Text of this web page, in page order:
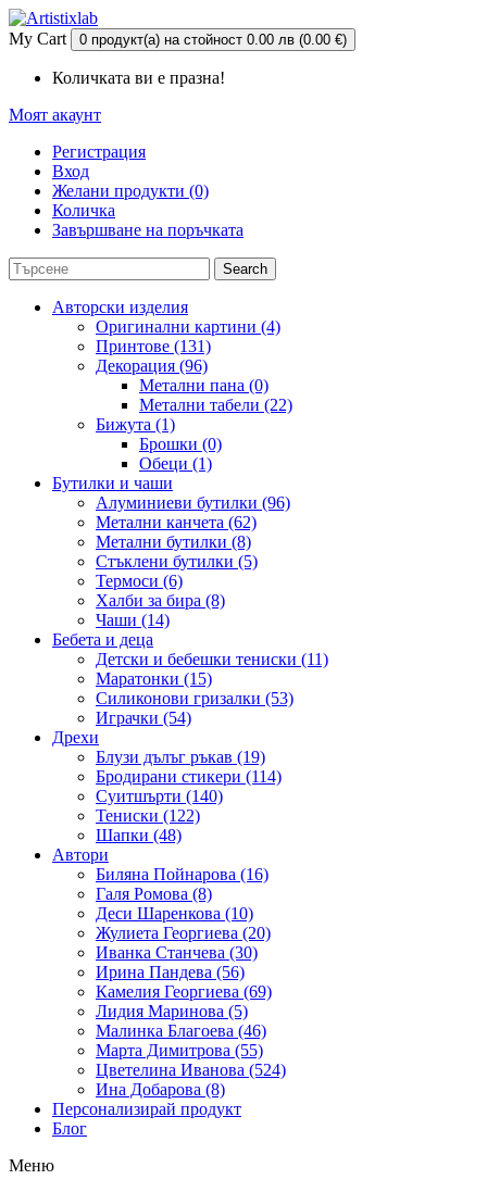
My Cart 0 продукт(а) на стойност 0.00 лв (0.00 €)
Количката ви е празна!
Моят акаунт
Регистрация
Вход
Желани продукти (0)
Количка
Завършване на поръчката
Search
Авторски изделия
Оригинални картини (4)
Принтове (131)
Декорация (96)
Метални пана (0)
Метални табели (22)
Бижута (1)
Брошки (0)
Обеци (1)
Бутилки и чаши
Алуминиеви бутилки (96)
Метални канчета (62)
Метални бутилки (8)
Стъклени бутилки (5)
Термоси (6)
Халби за бира (8)
Чаши (14)
Бебета и деца
Детски и бебешки тениски (11)
Маратонки (15)
Силиконови гризалки (53)
Играчки (54)
Дрехи
Блузи дълъг ръкав (19)
Бродирани стикери (114)
Суитшърти (140)
Тениски (122)
Шапки (48)
Автори
Биляна Пойнарова (16)
Галя Ромова (8)
Деси Шаренкова (10)
Жулиета Георгиева (20)
Иванка Станчева (30)
Ирина Пандева (56)
Камелия Георгиева (69)
Лидия Маринова (5)
Малинка Благоева (46)
Марта Димитрова (55)
Цветелина Иванова (524)
Ина Добарова (8)
Персонализирай продукт
Блог
Меню